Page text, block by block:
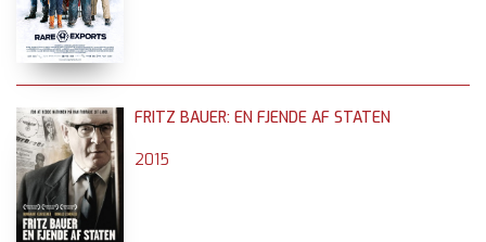
FRITZ BAUER: EN FJENDE AF STATEN
2015